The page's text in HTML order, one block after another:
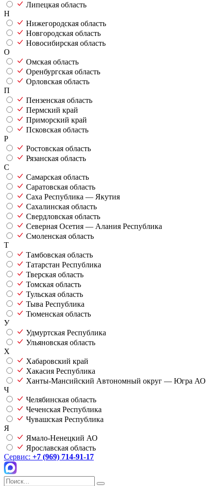
Липецкая область
Н
Нижегородская область
Новгородская область
Новосибирская область
О
Омская область
Оренбургская область
Орловская область
П
Пензенская область
Пермский край
Приморский край
Псковская область
Р
Ростовская область
Рязанская область
С
Самарская область
Саратовская область
Саха Республика — Якутия
Сахалинская область
Свердловская область
Северная Осетия — Алания Республика
Смоленская область
Т
Тамбовская область
Татарстан Республика
Тверская область
Томская область
Тульская область
Тыва Республика
Тюменская область
У
Удмуртская Республика
Ульяновская область
Х
Хабаровский край
Хакасия Республика
Ханты-Мансийский Автономный округ — Югра АО
Ч
Челябинская область
Чеченская Республика
Чувашская Республика
Я
Ямало-Ненецкий АО
Ярославская область
Сервис: +7 (969) 714-91-17